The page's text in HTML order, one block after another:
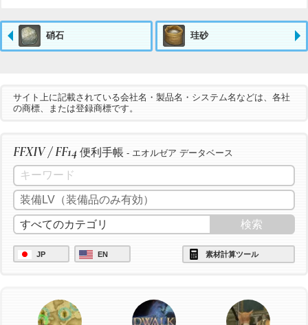
硝石 珪砂
サイト上に記載されている会社名・製品名・システム名などは、各社
の商標、または登録商標です。
FFXIV / FF14 便利手帳 - エオルゼア データベース
JP EN 素材計算ツール